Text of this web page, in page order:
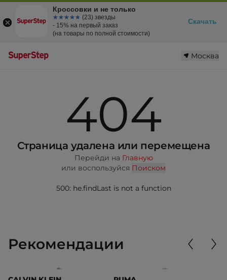
Москва
404
Страница удалена или перемещена
Перейди на Главную
или воспользуйся Поиском
500: he.findLast is not a function
Рекомендации
Кроссовки и не только
☆☆☆☆☆
★★★★★ (23) звезды
- 15% на первый заказ
(на товары по полной стоимости)
Скачать